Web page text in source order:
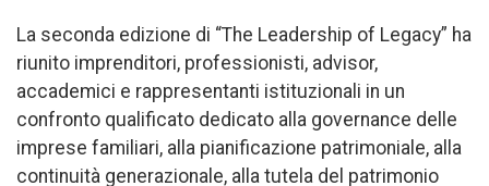
La seconda edizione di “The Leadership of Legacy” ha
riunito imprenditori, professionisti, advisor,
accademici e rappresentanti istituzionali in un
confronto qualificato dedicato alla governance delle
imprese familiari, alla pianificazione patrimoniale, alla
continuità generazionale, alla tutela del patrimonio